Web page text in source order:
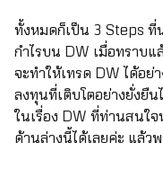
ทั้งหมดก็เป็น 3 Steps ที่
กำไรบน DW เมื่อทราบ
จะทำให้เทรด DW ได้อย่
ลงทุนที่เติบโตอย่างยั่งยื
ในเรื่อง DW ที่ท่านสนใ
ด้านล่างนี้ได้เลยค่ะ แล้